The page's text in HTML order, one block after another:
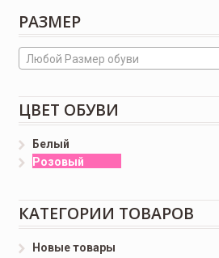
РАЗМЕР
Любой Размер обуви
ЦВЕТ ОБУВИ
Белый
Розовый
КАТЕГОРИИ ТОВАРОВ
Новые товары